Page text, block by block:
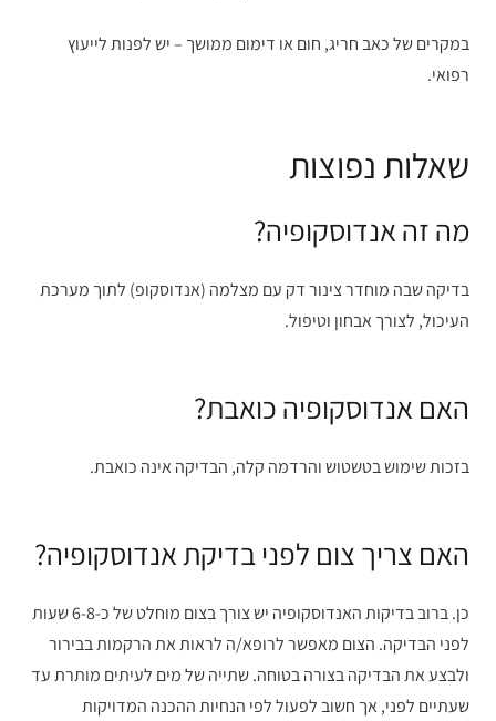
במקרים של כאב חריג, חום או דימום ממושך – יש לפנות לייעוץ
רפואי.
שאלות נפוצות
מה זה אנדוסקופיה?
בדיקה שבה מוחדר צינור דק עם מצלמה (אנדוסקופ) לתוך מערכת
העיכול, לצורך אבחון וטיפול.
האם אנדוסקופיה כואבת?
בזכות שימוש בטשטוש והרדמה קלה, הבדיקה אינה כואבת.
האם צריך צום לפני בדיקת אנדוסקופיה?
כן. ברוב בדיקות האנדוסקופיה יש צורך בצום מוחלט של כ-6-8 שעות
לפני הבדיקה. הצום מאפשר לרופא/ה לראות את הרקמות בבירור
ולבצע את הבדיקה בצורה בטוחה. שתייה של מים לעיתים מותרת עד
שעתיים לפני, אך חשוב לפעול לפי הנחיות ההכנה המדויקות